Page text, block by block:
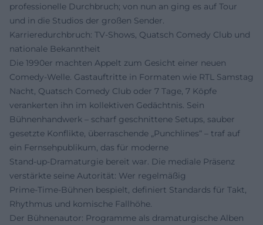
professionelle Durchbruch; von nun an ging es auf Tour
und in die Studios der großen Sender.
Karrieredurchbruch: TV‑Shows, Quatsch Comedy Club und
nationale Bekanntheit
Die 1990er machten Appelt zum Gesicht einer neuen
Comedy‑Welle. Gastauftritte in Formaten wie RTL Samstag
Nacht, Quatsch Comedy Club oder 7 Tage, 7 Köpfe
verankerten ihn im kollektiven Gedächtnis. Sein
Bühnenhandwerk – scharf geschnittene Setups, sauber
gesetzte Konflikte, überraschende „Punchlines“ – traf auf
ein Fernsehpublikum, das für moderne
Stand‑up‑Dramaturgie bereit war. Die mediale Präsenz
verstärkte seine Autorität: Wer regelmäßig
Prime‑Time‑Bühnen bespielt, definiert Standards für Takt,
Rhythmus und komische Fallhöhe.
Der Bühnenautor: Programme als dramaturgische Alben